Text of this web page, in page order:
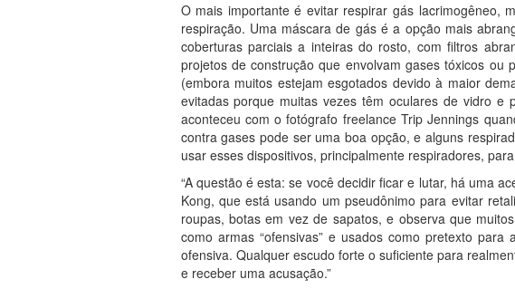
O mais importante é evitar respirar gás lacrimogêneo,
respiração. Uma máscara de gás é a opção mais
coberturas parciais a inteiras do rosto, com filtros
projetos de construção que envolvam gases tóxicos
(embora muitos estejam esgotados devido à maior
evitadas porque muitas vezes têm oculares de vidro
aconteceu com o fotógrafo freelance Trip Jennings
contra gases pode ser uma boa opção, e alguns
usar esses dispositivos, principalmente respiradores,
“A questão é esta: se você decidir ficar e lutar, há uma
Kong, que está usando um pseudônimo para evitar
roupas, botas em vez de sapatos, e observa que
como armas “ofensivas” e usados como pretexto
ofensiva. Qualquer escudo forte o suficiente para
e receber uma acusação.”